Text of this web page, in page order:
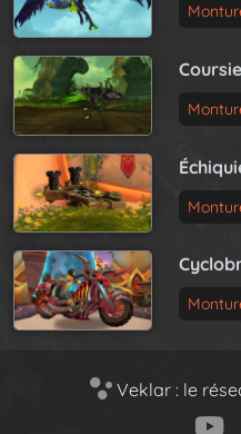
Veklar : le